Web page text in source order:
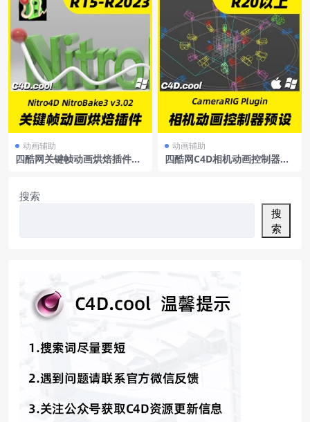
动画辅助
四酷网关键帧动画烘焙插件Ni
动画辅助
四酷网C4D相机动画控制器预
搜索
搜
索